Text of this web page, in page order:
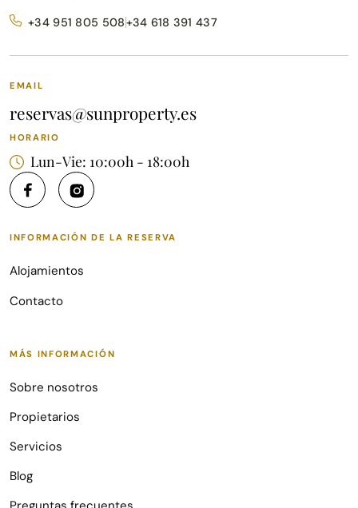
+34 951 805 508+34 618 391 437
EMAIL
reservas@sunproperty.es
HORARIO
Lun-Vie: 10:00h - 18:00h
INFORMACIÓN DE LA RESERVA
Alojamientos
Contacto
MÁS INFORMACIÓN
Sobre nosotros
Propietarios
Servicios
Blog